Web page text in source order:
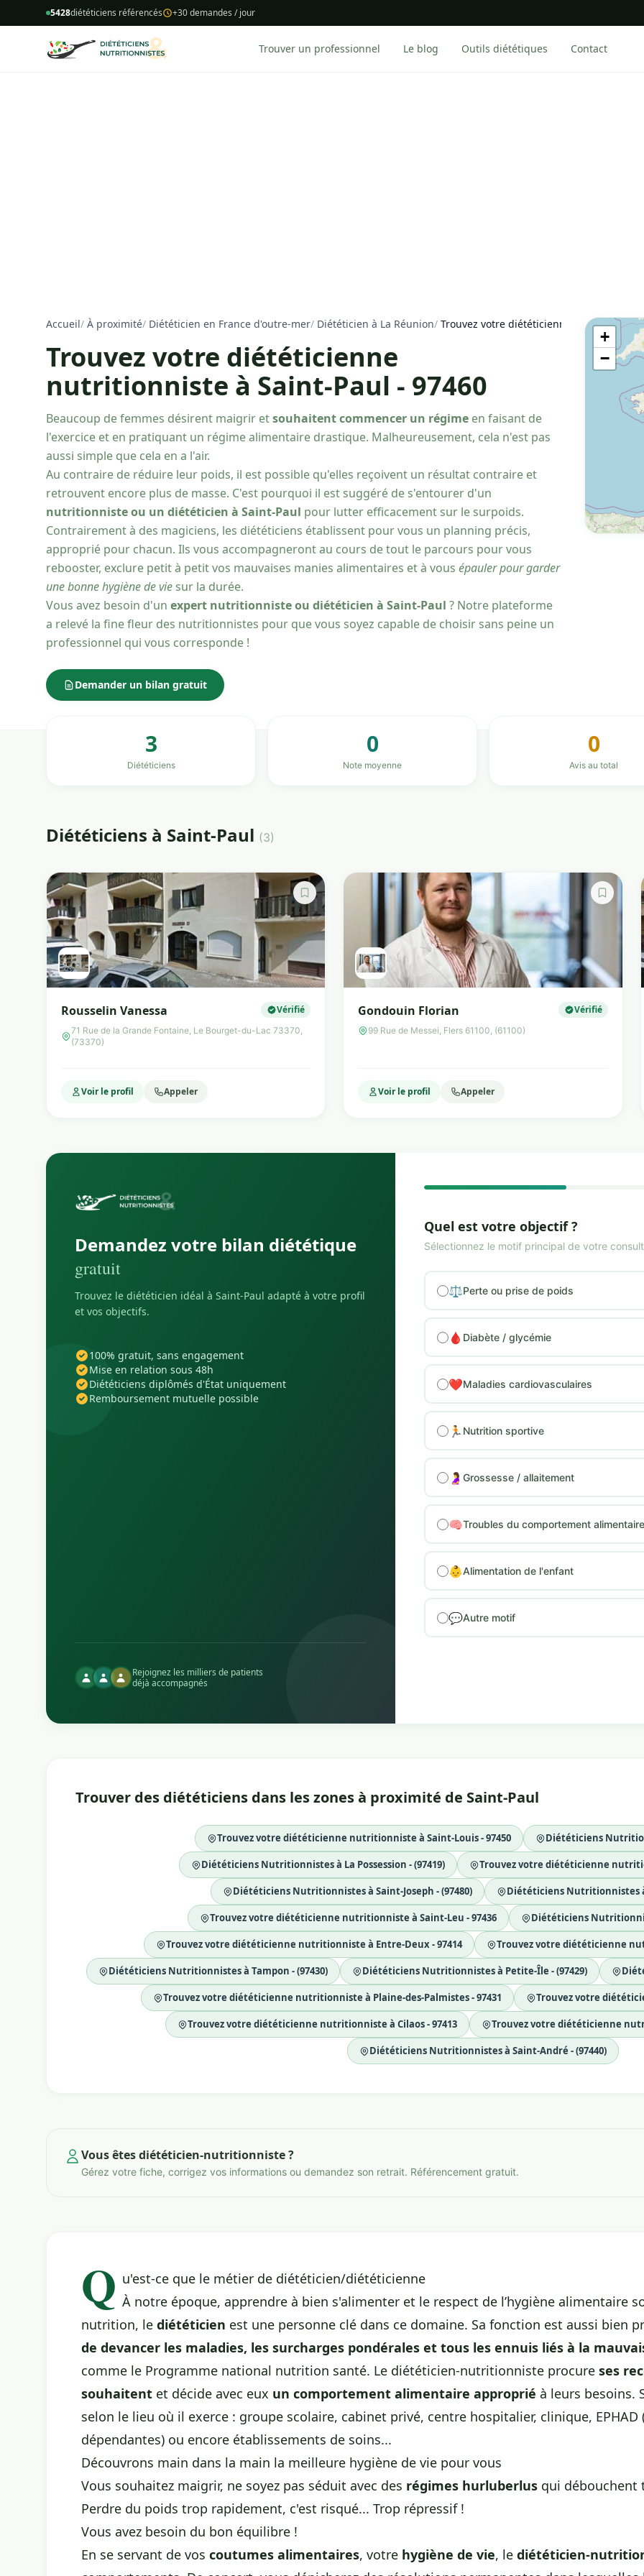
5428diététiciens référencés +30 demandes / jour
Trouver un professionnel Le blog Outils diététiques Contact
Accueil/ À proximité/ Diététicien en France d'outre-mer/ Diététicien à La Réunion/ Trouvez votre diététicienne nutritionniste
Trouvez votre diététicienne
nutritionniste à Saint-Paul - 97460
Beaucoup de femmes désirent maigrir etsouhaitent commencer un régime en faisant de
l'exercice et en pratiquant un régime alimentaire drastique. Malheureusement, cela n'est pas
aussi simple que cela en a l'air.
Au contraire de réduire leur poids, il est possible qu'elles reçoivent un résultat contraire et
retrouvent encore plus de masse. C'est pourquoi il est suggéré de s'entourer d'un
nutritionniste ou un diététicien à Saint-Paul pour lutter efficacement sur le surpoids.
Contrairement à des magiciens, les diététiciens établissent pour vous un planning précis,
approprié pour chacun. Ils vous accompagneront au cours de tout le parcours pour vous
rebooster, exclure petit à petit vos mauvaises manies alimentaires et à vous épauler pour garder
une bonne hygiène de vie sur la durée.
Vous avez besoin d'un expert nutritionniste ou diététicien à Saint-Paul ? Notre plateforme
a relevé la fine fleur des nutritionnistes pour que vous soyez capable de choisir sans peine un
professionnel qui vous corresponde !
Demander un bilan gratuit
+
−
3
Diététiciens
0
Note moyenne
0
Avis au total
Diététiciens à Saint-Paul (3)
Rousselin Vanessa Vérifié
71 Rue de la Grande Fontaine, Le Bourget-du-Lac 73370,
(73370)
Voir le profil Appeler
Gondouin Florian Vérifié
99 Rue de Messei, Flers 61100, (61100)
Voir le profil Appeler
Demandez votre bilan diététique
gratuit
Trouvez le diététicien idéal à Saint-Paul adapté à votre profil
et vos objectifs.
100% gratuit, sans engagement
Mise en relation sous 48h
Diététiciens diplômés d'État uniquement
Remboursement mutuelle possible
Rejoignez les milliers de patients
déjà accompagnés
Quel est votre objectif ?
Sélectionnez le motif principal de votre
⚖️Perte ou prise de poids
🩸 Diabète / glycémie
❤️Maladies cardiovasculaires
🏃 Nutrition sportive
🤰 Grossesse / allaitement
🧠Troubles du comportement alimentaire
👶Alimentation de l'enfant
💬Autre motif
Trouver des diététiciens dans les zones à proximité de Saint-Paul
Trouvez votre diététicienne nutritionniste à Saint-Louis - 97450 Diététiciens
Diététiciens Nutritionnistes à La Possession - (97419) Trouvez votre diététicienne
Diététiciens Nutritionnistes à Saint-Joseph - (97480) Diététiciens Nutritionnistes à
Trouvez votre diététicienne nutritionniste à Saint-Leu - 97436 Diététiciens
Trouvez votre diététicienne nutritionniste à Entre-Deux - 97414 Trouvez votre diététicienne
Diététiciens Nutritionnistes à Tampon - (97430) Diététiciens Nutritionnistes à Petite-Île - (97429)
Trouvez votre diététicienne nutritionniste à Plaine-des-Palmistes - 97431 Trouvez votre
Trouvez votre diététicienne nutritionniste à Cilaos - 97413 Trouvez votre diététicienne
Diététiciens Nutritionnistes à Saint-André - (97440)
Vous êtes diététicien-nutritionniste ?
Gérez votre fiche, corrigez vos informations ou demandez son retrait. Référencement gratuit.
Q u'est-ce que le métier de diététicien/diététicienne
À notre époque, apprendre à bien s'alimenter et le respect de l’hygiène alimentaire
nutrition, le diététicien est une personne clé dans ce domaine. Sa fonction est aussi bien
de devancer les maladies, les surcharges pondérales et tous les ennuis liés à la
comme le Programme national nutrition santé. Le diététicien-nutritionniste procure ses
souhaitent et décide avec eux un comportement alimentaire approprié à leurs besoins.
selon le lieu où il exerce : groupe scolaire, cabinet privé, centre hospitalier, clinique, EPHAD
dépendantes) ou encore établissements de soins...
Découvrons main dans la main la meilleure hygiène de vie pour vous
Vous souhaitez maigrir, ne soyez pas séduit avec des régimes hurluberlus qui débouchent
Perdre du poids trop rapidement, c'est risqué... Trop répressif !
Vous avez besoin du bon équilibre !
En se servant de vos coutumes alimentaires, votre hygiène de vie, le diététicien-